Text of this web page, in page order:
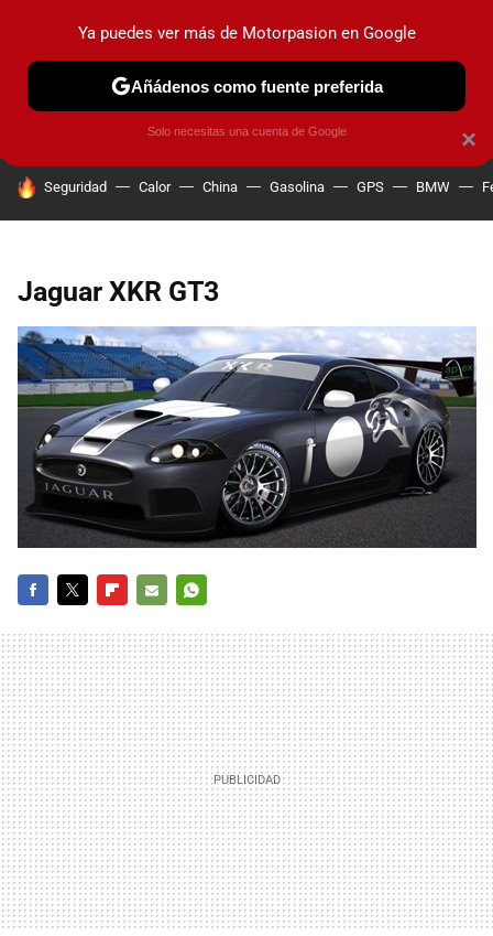
PRUEBAS COCHES ELÉCTRICOS OBSERVATORIO
HOY SE HABLA DE
Seguridad Calor China Gasolina GPS BMW
Jaguar XKR GT3
MAIL
×
Ya puedes ver más de Motorpasion en Google
Añádenos como fuente preferida
Solo necesitas una cuenta de Google